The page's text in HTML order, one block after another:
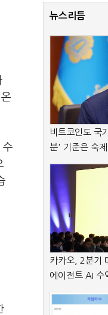
수
뉴스리듬
비트코인도 국
분' 기준은 숙제
카카오, 2분기
에이전트 AI 수